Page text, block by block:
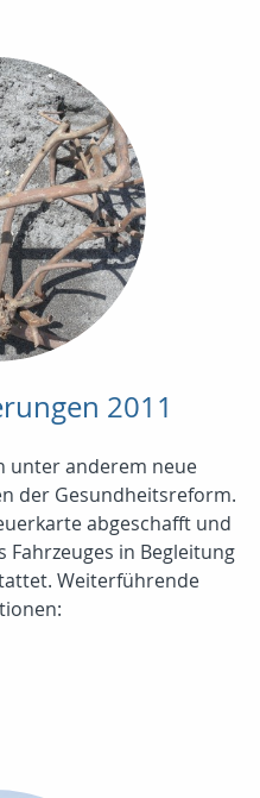
2011
unter anderem neue
der Gesundheitsreform.
abgeschafft und
Fahrzeuges in Begleitung
Weiterführende